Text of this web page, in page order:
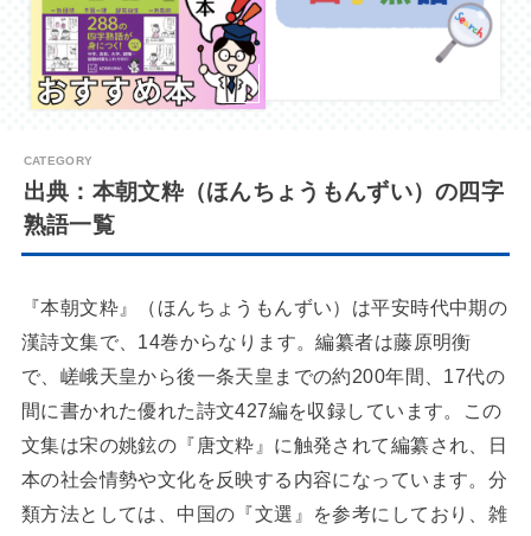
出典：本朝文粋（ほんちょうもんずい）の四字
熟語一覧
『本朝文粋』（ほんちょうもんずい）は平安時代中期の
漢詩文集で、14巻からなります。編纂者は藤原明衡
で、嵯峨天皇から後一条天皇までの約200年間、17代の
間に書かれた優れた詩文427編を収録しています。この
文集は宋の姚鉉の『唐文粋』に触発されて編纂され、日
本の社会情勢や文化を反映する内容になっています。分
類方法としては、中国の『文選』を参考にしており、雑